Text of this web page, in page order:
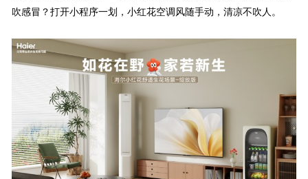
吹感冒？打开小程序一划，小红花空调风随手动，清凉不吹人。